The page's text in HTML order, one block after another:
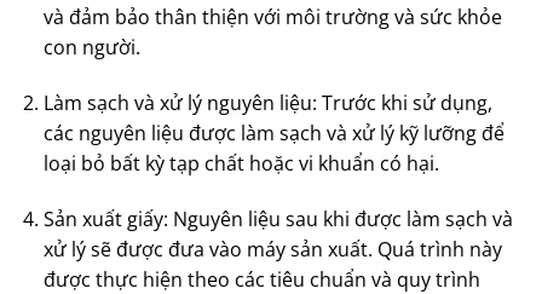
và đảm bảo thân thiện với môi trường và sức khỏe
con người.
Làm sạch và xử lý nguyên liệu: Trước khi sử dụng,
các nguyên liệu được làm sạch và xử lý kỹ lưỡng để
loại bỏ bất kỳ tạp chất hoặc vi khuẩn có hại.
Sản xuất giấy: Nguyên liệu sau khi được làm sạch và
xử lý sẽ được đưa vào máy sản xuất. Quá trình này
được thực hiện theo các tiêu chuẩn và quy trình